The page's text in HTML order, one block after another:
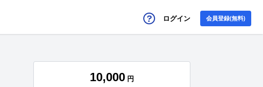
ログイン 会員登録(無料)
10,000 円